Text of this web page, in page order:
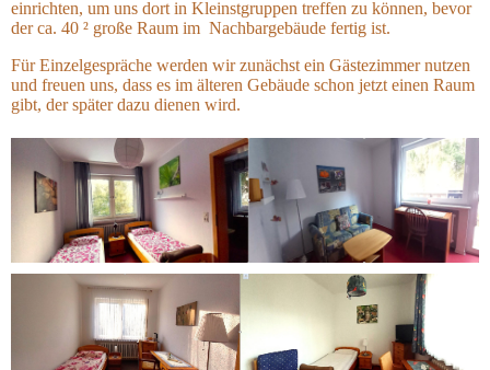
einrichten, um uns dort in Kleinstgruppen treffen zu können, bevor
der ca. 40 ² große Raum im Nachbargebäude fertig ist.
Für Einzelgespräche werden wir zunächst ein Gästezimmer nutzen
und freuen uns, dass es im älteren Gebäude schon jetzt einen Raum
gibt, der später dazu dienen wird.